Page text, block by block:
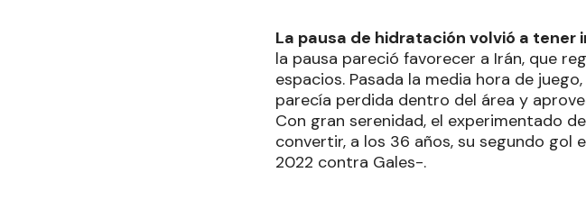
La pausa de hidratación volvió a
la pausa pareció favorecer a Irán, que
espacios. Pasada la media hora de juego,
parecía perdida dentro del área y
Con gran serenidad, el experimentado
convertir, a los 36 años, su segundo gol
2022 contra Gales-.